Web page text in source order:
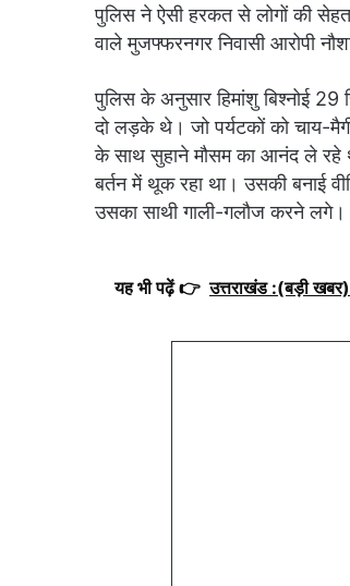
पुलिस ने ऐसी हरकत से लोगों की
वाले मुजफ्फरनगर निवासी आरोपी
पुलिस के अनुसार हिमांशु बिश्नोई
दो लड़के थे। जो पर्यटकों को चाय-
के साथ सुहाने मौसम का आनंद ले रहे
बर्तन में थूक रहा था। उसकी बनाई
उसका साथी गाली-गलौज करने
यह भी पढ़ें 👉 उत्तराखंड :(बड़ी